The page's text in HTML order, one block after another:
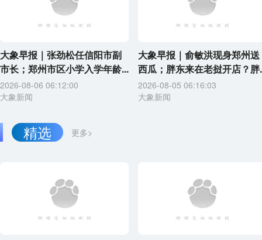
大象早报｜张劲松任信阳市副
市长；郑州市区小学入学年龄...
2026-08-06 06:12:00
大象新闻
大象早报｜俞敏洪现身郑州送
西瓜；胖东来在老挝开店？胖
2026-08-05 06:16:03
大象新闻
更多>
精选